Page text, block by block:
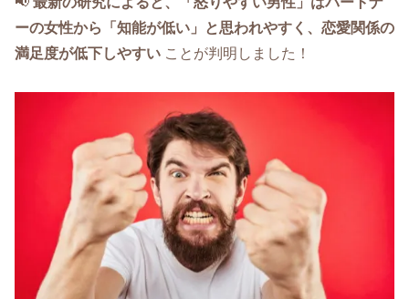
ーの女性から「知能が低い」と思われやすく、恋愛関係の
満足度が低下しやすい ことが判明しました！